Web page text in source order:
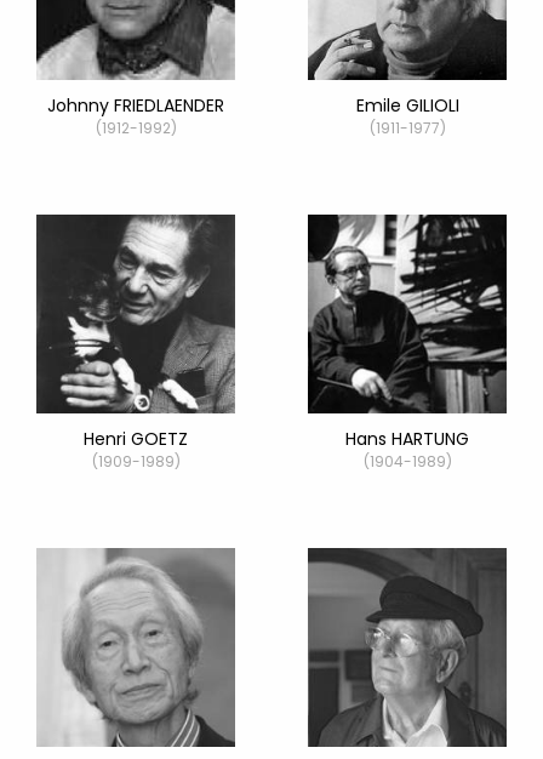
Johnny FRIEDLAENDER
(1912-1992)
Emile GILIOLI
(1911-1977)
Henri GOETZ
(1909-1989)
Hans HARTUNG
(1904-1989)